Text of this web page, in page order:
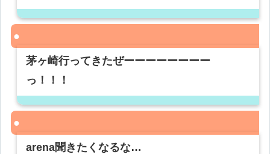
茅ヶ崎行ってきたぜーーーーーーーー
っ！！！
arena聞きたくなるな…